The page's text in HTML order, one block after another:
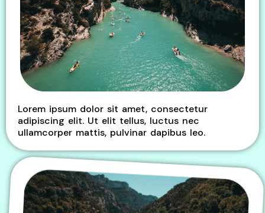
Lorem ipsum dolor sit amet, consectetur
adipiscing elit. Ut elit tellus, luctus nec
ullamcorper mattis, pulvinar dapibus leo.